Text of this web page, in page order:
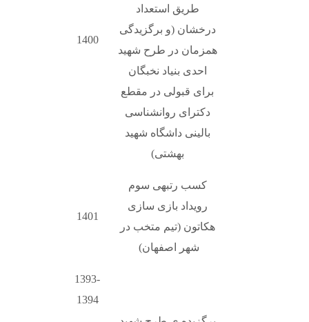
طریق استعداد
درخشان (و برگزیدگی
همزمان در طرح شهید
احدی بنیاد نخبگان
برای قبولی در مقطع
دکترای روانشناسی
بالینی داشگاه شهید
بهشتی)
1400
کسب رتبهی سوم
رویداد بازی سازی
هکاتون (تیم متخب در
شهر اصفهان)
1401
1393-
1394